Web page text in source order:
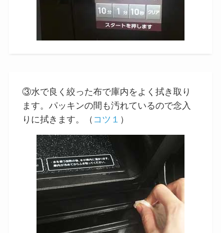
③水で良く絞った布で庫内をよく拭き取り
ます。パッキンの間も汚れているので念入
りに拭きます。（ コツ１ ）